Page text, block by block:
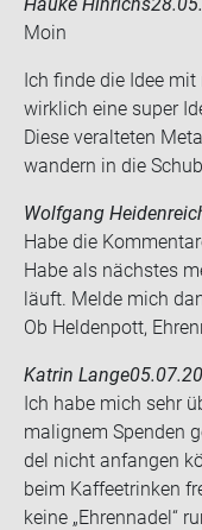
Moin
Ich finde die Idee mit
wirk­lich eine super
Diese ver­al­te­ten
wan­dern in die
Wolfgang
Habe die
Habe als nächs­tes
läuft. Melde mich
Ob Hel­den­pott,
Katrin Lange
Ich habe mich sehr
ma­li­g­nem Spen­den
del nicht an­fan­gen
beim Kaf­fee­trin­ken
keine „Eh­ren­na­del“